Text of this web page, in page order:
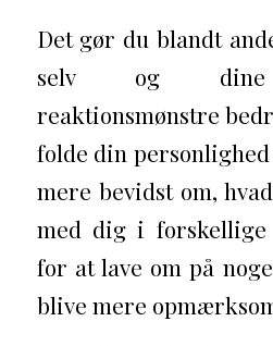
Det gør du blandt
selv og dine
reaktionsmønstre
folde din
mere bevidst om,
med dig i forskellige
for at lave om på
blive mere